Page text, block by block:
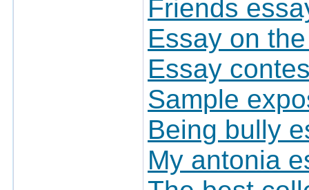
Friends
Essay on
Essay
Sample
Being bully
My antonia